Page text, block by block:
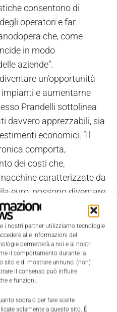
i nostri partner utilizziamo tecnologie
alle informazioni del
permetterà a noi e ai nostri
il comportamento durante la
sito e di mostrare annunci (non)
il consenso può influire
e funzioni.
sopra o per fare scelte
solamente a questo sito. È
consentono di
operatori e far
che, come
in modo
aziende”.
un’opportunità
e aumentarne
Prandelli sottolinea
davvero apprezzabili, sia
economici. “Il
comporta,
dei costi che,
caratterizzate da
euro, possono diventare
Per aumentare la
fondamentale cambiare
imprenditori”.
che richiede tempi
di guidare
diretti con i propri
quanto riguarda la